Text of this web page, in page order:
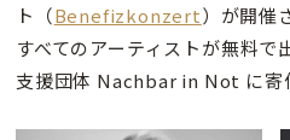
ト（Benefizkonzert）が開催
すべてのアーティストが無料で
支援団体 Nachbar in Not に寄